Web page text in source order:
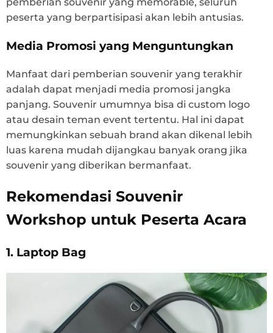
peserta yang berpartisipasi akan lebih antusias.
Media Promosi yang Menguntungkan
Manfaat dari pemberian souvenir yang terakhir
adalah dapat menjadi media promosi jangka
panjang. Souvenir umumnya bisa di custom logo
atau desain teman event tertentu. Hal ini dapat
memungkinkan sebuah brand akan dikenal lebih
luas karena mudah dijangkau banyak orang jika
souvenir yang diberikan bermanfaat.
Rekomendasi Souvenir
Workshop untuk Peserta Acara
1. Laptop Bag